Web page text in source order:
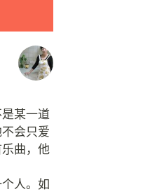
某一道
会只爱
曲，他
人。如